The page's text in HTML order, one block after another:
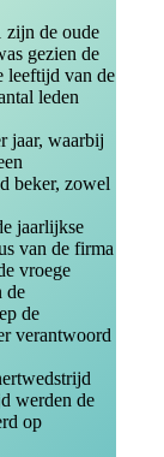
zijn de oude
gezien de
leeftijd van de
leden
jaar, waarbij
beker, zowel
jaarlijkse
van de firma
vroege
de
de
verantwoord
werden de
op